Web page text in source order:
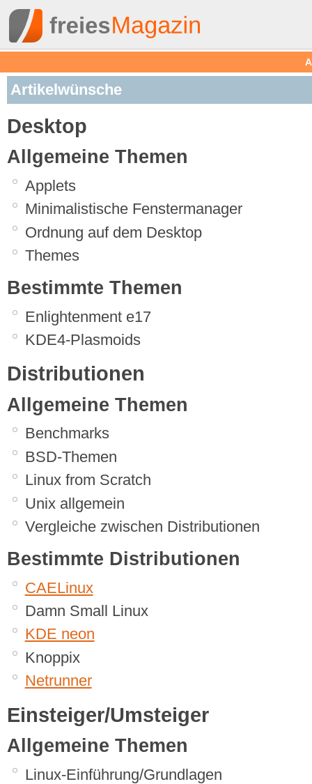
Artikelwünsche
Desktop
Allgemeine Themen
Applets
Minimalistische Fenstermanager
Ordnung auf dem Desktop
Themes
Bestimmte Themen
Enlightenment e17
KDE4-Plasmoids
Distributionen
Allgemeine Themen
Benchmarks
BSD-Themen
Linux from Scratch
Unix allgemein
Vergleiche zwischen Distributionen
Bestimmte Distributionen
CAELinux
Damn Small Linux
KDE neon
Knoppix
Netrunner
Einsteiger/Umsteiger
Allgemeine Themen
Linux-Einführung/Grundlagen